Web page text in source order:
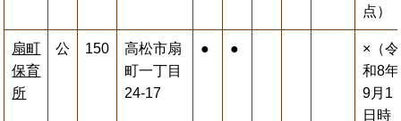
点）
扇町
保育
所
公 150
高松市扇
町一丁目
24-17
● ●
×（令
和8年
9月1
日時